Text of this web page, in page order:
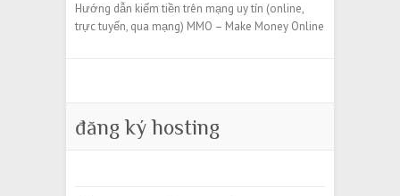
Hướng dẫn kiếm tiền trên mạng uy tín (online,
trực tuyến, qua mạng) MMO – Make Money Online
đăng ký hosting